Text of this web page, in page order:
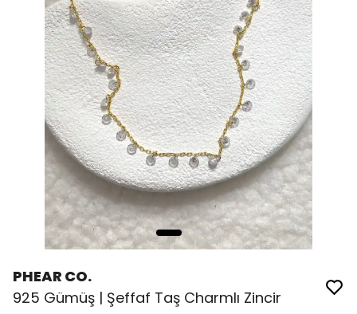
PHEAR CO.
925 Gümüş | Şeffaf Taş Charmlı Zincir